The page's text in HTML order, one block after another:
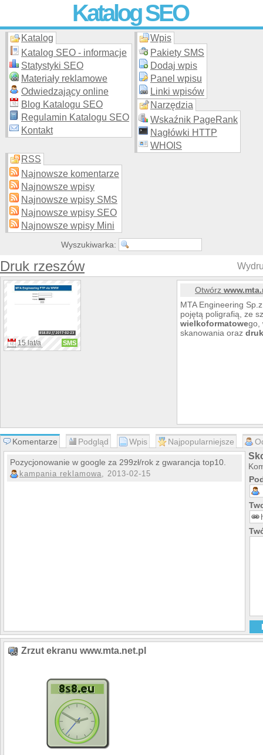
Katalog SEO
Skuteczna i promocja stron WWW –
moderowanego katalogu za darmo!
Katalog
Katalog SEO - informacje
Statystyki SEO
Materiały reklamowe
Odwiedzający online
Blog Katalogu SEO
Regulamin Katalogu SEO
Kontakt
Wpis
Pakiety SMS
Dodaj wpis
Panel wpisu
Linki wpisów
Narzędzia
Wskaźnik PageRank
Nagłówki HTTP
WHOIS
RSS
Najnowsze komentarze
Najnowsze wpisy
Najnowsze wpisy SMS
Najnowsze wpisy SEO
Najnowsze wpisy Mini
Wyszukiwarka:
Druk rzeszów
15 lat/a SMS
Otwórz
MTA Engineering
pojętą poligrafią, ze
wielkoformatowego,
skanowania oraz
Komentarze Podgląd Wpis Najpopularniejsze
Pozycjonowanie w google za 299zł/rok z gwarancja top10.
kampania reklamowa, 2013-02-15
Zrzut ekranu www.mta.net.pl